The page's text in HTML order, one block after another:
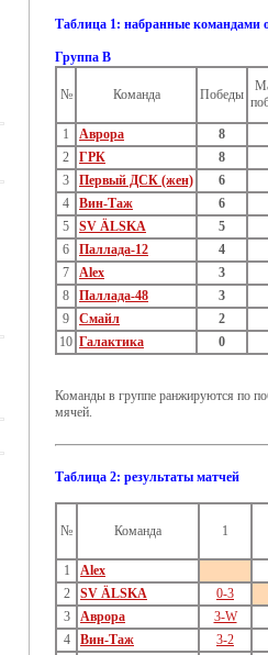
Таблица 1: набранные командами
Группа В
№ Команда Победы
1 Аврора 8
2
ГРК 8
3
Первый ДСК (жен) 6
4
Вин-Таж 6
5
SV ÄLSKA 5
6
Паллада-12 4
7
Alex 3
8
Паллада-48 3
9
Смайл 2
10 Галактика 0
Команды в группе ранжируются по
мячей.
Таблица 2: результаты матчей
№ Команда 1
1
Alex
2
SV ÄLSKA
0-3
3
Аврора
3-W
4
Вин-Таж
3-2